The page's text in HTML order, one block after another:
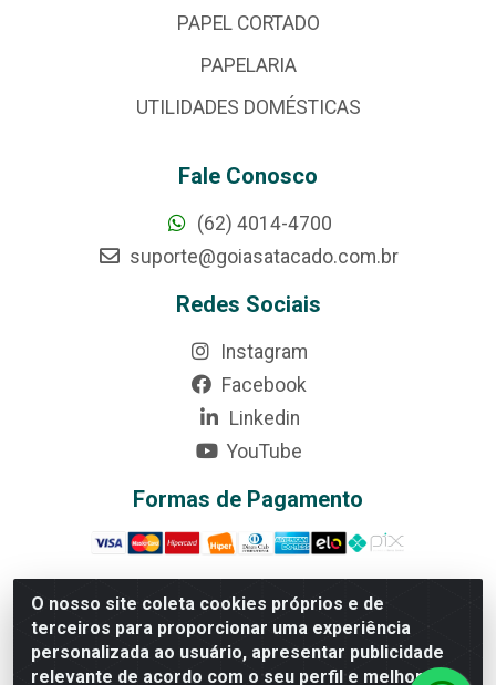
O nosso site coleta cookies próprios e de
terceiros para proporcionar uma experiência
personalizada ao usuário, apresentar publicidade
relevante de acordo com o seu perfil e melhorar a
PAPEL CORTADO
PAPELARIA
UTILIDADES DOMÉSTICAS
Fale Conosco
(62) 4014-4700
suporte@goiasatacado.com.br
Redes Sociais
Instagram
Facebook
Linkedin
YouTube
Formas de Pagamento
Rede Brasil - Avenida Universitária, nº 3860, Jardim das
Américas II Etapa - Anápolis/GO - CEP 75070-415 -
CNPJ 07.728.073/0002-24